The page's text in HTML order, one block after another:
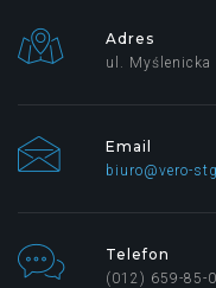
Adres
ul. Myślenicka
Email
biuro@vero-
Telefon
(012) 659-85-